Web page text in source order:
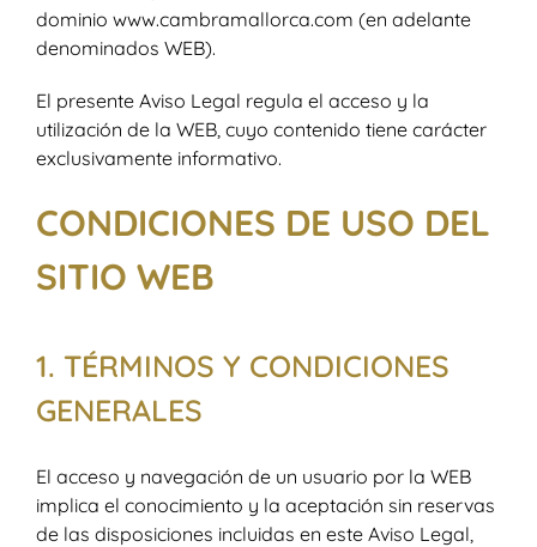
dominio www.cambramallorca.com (en adelante
denominados WEB).
El presente Aviso Legal regula el acceso y la
utilización de la WEB, cuyo contenido tiene carácter
exclusivamente informativo.
CONDICIONES DE USO DEL
SITIO WEB
1. TÉRMINOS Y CONDICIONES
GENERALES
El acceso y navegación de un usuario por la WEB
implica el conocimiento y la aceptación sin reservas
de las disposiciones incluidas en este Aviso Legal,